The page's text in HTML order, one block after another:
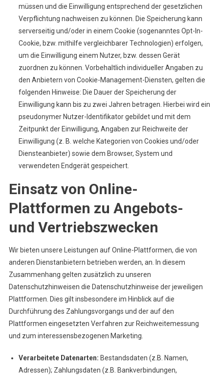
müssen und die Einwilligung entsprechend der gesetzlichen
Verpflichtung nachweisen zu können. Die Speicherung kann
serverseitig und/oder in einem Cookie (sogenanntes Opt-In-
Cookie, bzw. mithilfe vergleichbarer Technologien) erfolgen,
um die Einwilligung einem Nutzer, bzw. dessen Gerät
zuordnen zu können. Vorbehaltlich individueller Angaben zu
den Anbietern von Cookie-Management-Diensten, gelten die
folgenden Hinweise: Die Dauer der Speicherung der
Einwilligung kann bis zu zwei Jahren betragen. Hierbei wird ein
pseudonymer Nutzer-Identifikator gebildet und mit dem
Zeitpunkt der Einwilligung, Angaben zur Reichweite der
Einwilligung (z. B. welche Kategorien von Cookies und/oder
Diensteanbieter) sowie dem Browser, System und
verwendeten Endgerät gespeichert.
Einsatz von Online-
Plattformen zu Angebots-
und Vertriebszwecken
Wir bieten unsere Leistungen auf Online-Plattformen, die von
anderen Dienstanbietern betrieben werden, an. In diesem
Zusammenhang gelten zusätzlich zu unseren
Datenschutzhinweisen die Datenschutzhinweise der jeweiligen
Plattformen. Dies gilt insbesondere im Hinblick auf die
Durchführung des Zahlungsvorgangs und der auf den
Plattformen eingesetzten Verfahren zur Reichweitemessung
und zum interessensbezogenen Marketing.
Verarbeitete Datenarten: Bestandsdaten (z.B. Namen,
Adressen); Zahlungsdaten (z.B. Bankverbindungen,